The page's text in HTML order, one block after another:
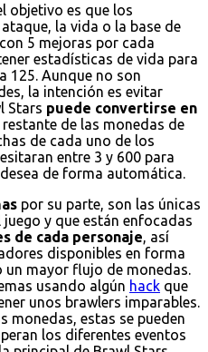
objetivo es que los
la vida o la base de
5 mejoras por cada
estadísticas de vida para
125. Aunque no son
la intención es evitar
Stars puede convertirse en
restante de las monedas de
de cada uno de los
entre 3 y 600 para
de forma automática.
por su parte, son las únicas
y que están enfocadas
de cada personaje , así
disponibles en forma
mayor flujo de monedas.
usando algún hack que
unos brawlers imparables.
monedas, estas se pueden
los diferentes eventos